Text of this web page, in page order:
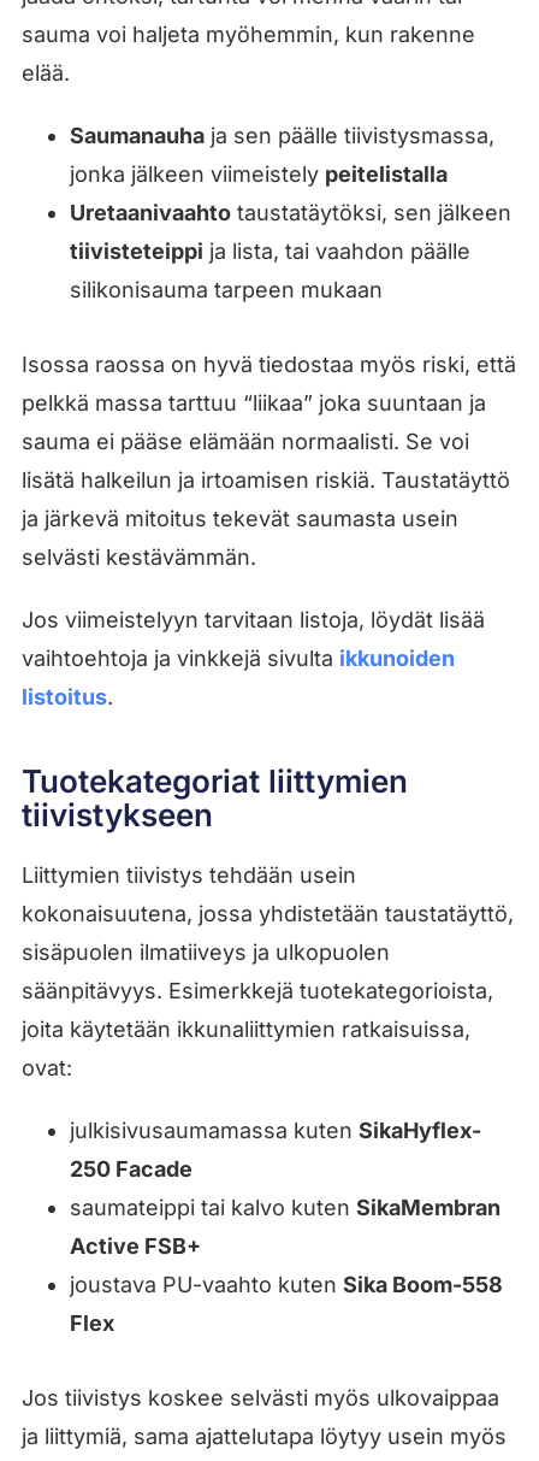
sauma voi haljeta myöhemmin, kun rakenne
elää.
Saumanauhaja sen päälle tiivistysmassa,
jonka jälkeen viimeistely peitelistalla
Uretaanivaahtotaustatäytöksi, sen jälkeen
tiivisteteippi ja lista, tai vaahdon päälle
silikonisauma tarpeen mukaan
Isossa raossa on hyvä tiedostaa myös riski, että
pelkkä massa tarttuu “liikaa” joka suuntaan ja
sauma ei pääse elämään normaalisti. Se voi
lisätä halkeilun ja irtoamisen riskiä. Taustatäyttö
ja järkevä mitoitus tekevät saumasta usein
selvästi kestävämmän.
Jos viimeistelyyn tarvitaan listoja, löydät lisää
vaihtoehtoja ja vinkkejä sivulta ikkunoiden
listoitus.
Tuotekategoriat liittymien
tiivistykseen
Liittymien tiivistys tehdään usein
kokonaisuutena, jossa yhdistetään taustatäyttö,
sisäpuolen ilmatiiveys ja ulkopuolen
säänpitävyys. Esimerkkejä tuotekategorioista,
joita käytetään ikkunaliittymien ratkaisuissa,
ovat:
julkisivusaumamassa kuten SikaHyflex-
250 Facade
saumateippi tai kalvo kuten SikaMembran
Active FSB+
joustava PU-vaahto kuten Sika Boom-558
Flex
Jos tiivistys koskee selvästi myös ulkovaippaa
ja liittymiä, sama ajattelutapa löytyy usein myös